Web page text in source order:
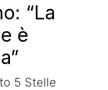
“La
è
5 Stelle